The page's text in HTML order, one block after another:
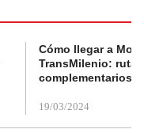
Cómo llegar a
TransMilenio:
complementarios
19/03/2024